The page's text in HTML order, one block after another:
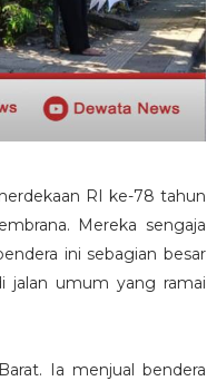
RI ke-78 tahun
Mereka sengaja
ini sebagian besar
jalan umum yang ramai
Ia menjual bendera